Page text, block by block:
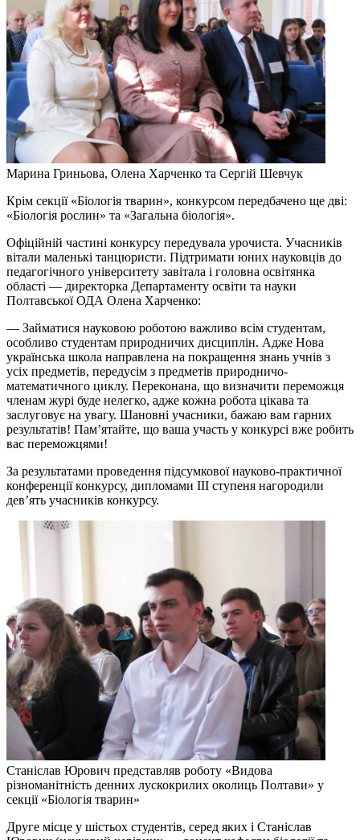
Марина Гриньова, Олена Харченко та Сергій Шевчук
Крім секції «Біологія тварин», конкурсом передбачено ще дві:
«Біологія рослин» та «Загальна біологія».
Офіційній частині конкурсу передувала урочиста. Учасників
вітали маленькі танцюристи. Підтримати юних науковців до
педагогічного університету завітала і головна освітянка
області — директорка Департаменту освіти та науки
Полтавської ОДА Олена Харченко:
— Займатися науковою роботою важливо всім студентам,
особливо студентам природничих дисциплін. Адже Нова
українська школа направлена на покращення знань учнів з
усіх предметів, передусім з предметів природничо-
математичного циклу. Переконана, що визначити переможця
членам журі буде нелегко, адже кожна робота цікава та
заслуговує на увагу. Шановні учасники, бажаю вам гарних
результатів! Пам’ятайте, що ваша участь у конкурсі вже робить
вас переможцями!
За результатами проведення підсумкової науково-практичної
конференції конкурсу, дипломами III ступеня нагородили
дев’ять учасників конкурсу.
Станіслав Юрович представляв роботу «Видова
різноманітність денних лускокрилих околиць Полтави» у
секції «Біологія тварин»
Друге місце у шістьох студентів, серед яких і Станіслав